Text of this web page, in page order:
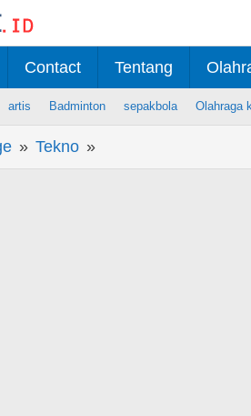
Contact Tentang
artis Badminton sepakbola Olahraga
» Tekno »
Menjaga